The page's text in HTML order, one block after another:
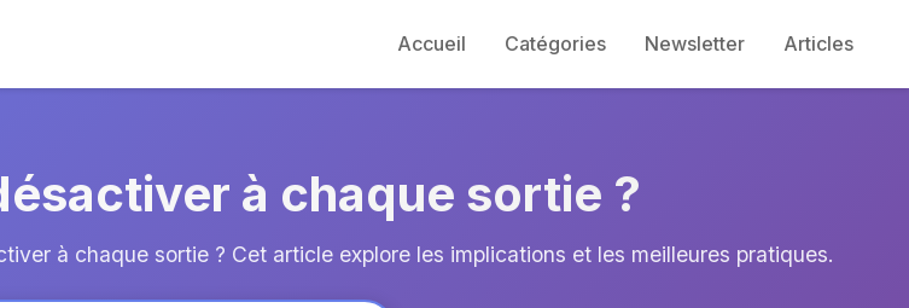
Accueil Catégories Newsletter Articles
à chaque sortie ?
à chaque sortie ? Cet article explore les implications et les meilleures pratiques.